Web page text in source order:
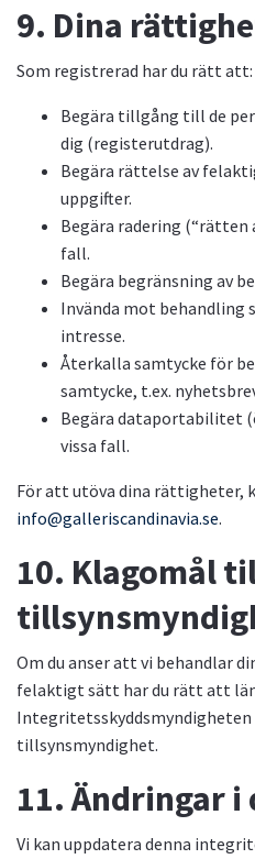
9. Dina
Som registrerad har du rätt att:
Begära tillgång till de
dig (registerutdrag).
Begära rättelse av
uppgifter.
Begära radering
fall.
Begära begränsning av
Invända mot behandling
intresse.
Återkalla samtycke för
samtycke, t.ex.
Begära dataportabilitet
vissa fall.
För att utöva dina rättigheter,
info@galleriscandinavia.se.
10. Klagomål
Om du anser att vi behandlar
felaktigt sätt har du rätt att
Integritetsskyddsmyndigheten
tillsynsmyndighet.
11. Ändringar
Vi kan uppdatera denna